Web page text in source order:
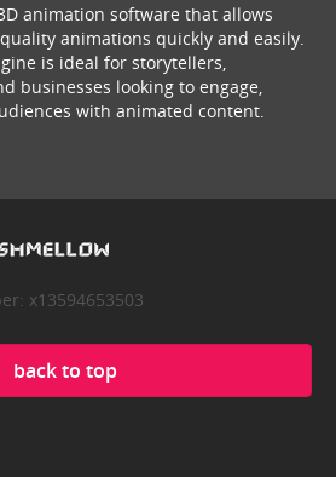
animation software that allows
animations quickly and easily.
is ideal for storytellers,
businesses looking to engage,
with animated content.
x13594653503
back to top